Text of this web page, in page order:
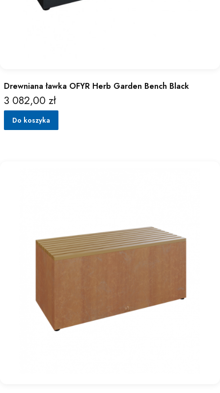
Drewniana ławka OFYR Herb Garden Bench Black
Cena
3 082,00 zł
Do koszyka